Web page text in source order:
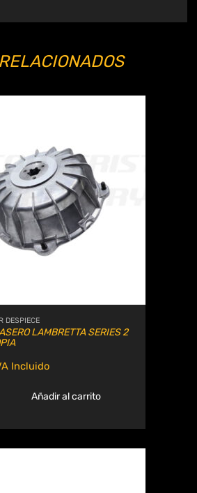
DESPIECE
LAMBRETTA SERIES 2
Incluido
Añadir al carrito